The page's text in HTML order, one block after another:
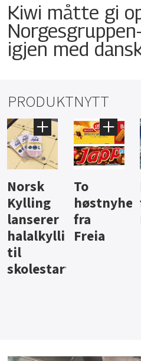
Kiwi måtte gi
igjen med
PRODUKTNYTT
Knalltall
for Açai
Bowl
Aass vil
bli
førstevalg
i lite-